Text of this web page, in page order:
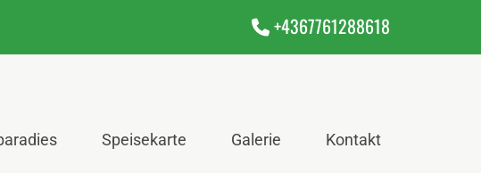
 +4367761288618
Speisekarte Galerie Kontakt